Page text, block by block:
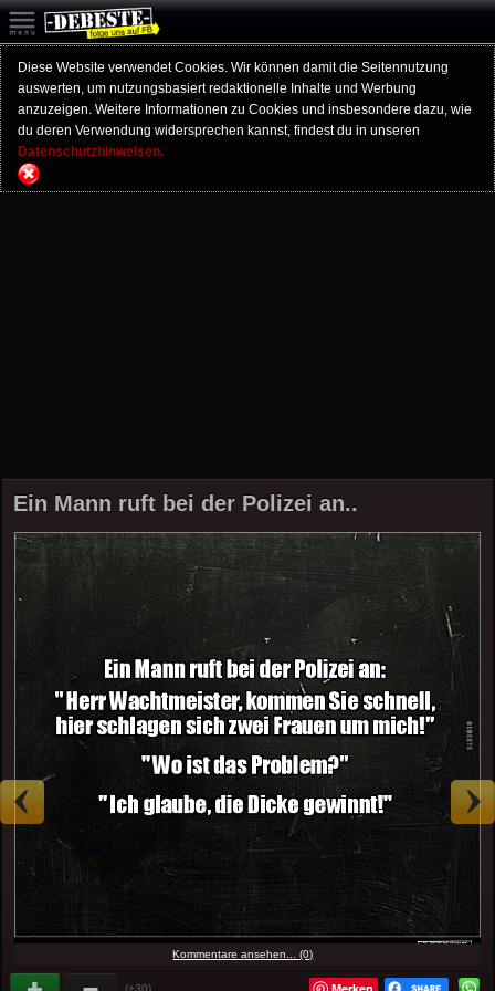
Diese Website verwendet Cookies. Wir können damit die Seitennutzung
auswerten, um nutzungsbasiert redaktionelle Inhalte und Werbung
anzuzeigen. Weitere Informationen zu Cookies und insbesondere dazu, wie
du deren Verwendung widersprechen kannst, findest du in unseren
Datenschutzhinweisen.
Ein Mann ruft bei der Polizei an..
Kommentare ansehen... (0)
(+30)